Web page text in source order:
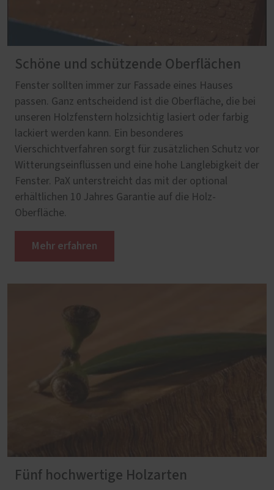
Schöne und schützende Oberflächen
Fenster sollten immer zur Fassade eines Hauses
passen. Ganz entscheidend ist die Oberfläche, die bei
unseren Holzfenstern holzsichtig lasiert oder farbig
lackiert werden kann. Ein besonderes
Vierschichtverfahren sorgt für zusätzlichen Schutz vor
Witterungseinflüssen und eine hohe Langlebigkeit der
Fenster. PaX unterstreicht das mit der optional
erhältlichen 10 Jahres Garantie auf die Holz-
Oberfläche.
Mehr erfahren
Fünf hochwertige Holzarten